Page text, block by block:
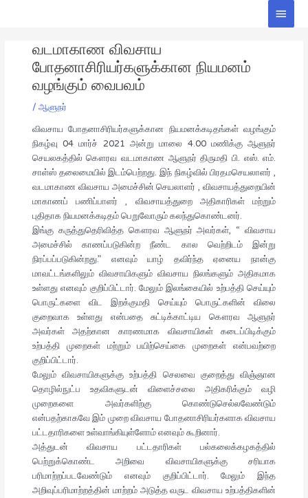
Main
வடமாகாண விவசாய
போதனாசிரியர்களுக்கான நியமனம்
வழங்கும் வைபவம்
/ ஆளுநர்
விவசாய போதனாசிரியர்களுக்கான நியமனக்கடிதங்கள் வழங்கும்
நிகழ்வு 04 மார்ச் 2021 அன்று மாலை 4.00 மணிக்கு ஆளுநர்
செயலகத்தில் கௌரவ வடமாகாண ஆளுநர் திருமதி பி. எஸ். எம்.
சாள்ஸ் தலைமையில் இடம்பெற்றது. இந் நிகழ்வில் பிரதமசெயலாளர் ,
வடமாகாண விவசாய அமைச்சின் செயலாளர் , விவசாயத்துறையின்
மாகாணப் பணிப்பாளர் , விவசாயத்துறை அதிகாரிகள் மற்றும்
புதிதாக நியமனக்கடிதம் பெறுவோரும் கலந்துகொண்டனர்.
இங்கு கருத்துதெரிவித்த கௌரவ ஆளுநர் அவர்கள், “ விவசாய
அமைச்சில் காணப்படுகின்ற நீண்ட கால வெற்றிடம் இன்று
நிரப்பப்படுகின்றது.” எனவும் யாழ் தவிர்ந்த ஏனைய நான்கு
மாவட்டங்களிலும் விவசாயிகளும் விவசாய நிலங்களும் அதிகமாக
உள்ளது எனவும் குறிப்பிட்டார். மேலும் இலங்கையில் உற்பத்தி செய்யும்
பொருட்களை விட இறக்குமதி செய்யும் பொருட்களின் விலை
குறைவாக உள்ளது என்பதை சுட்டிக்காட்டிய கௌரவ ஆளுநர்
அவர்கள் அதற்கான காரணமாக விவசாயிகள் கடைப்பிடிக்கும்
உற்பத்தி முறைகள் மற்றும் பயிற்செய்கை முறைகள் என்பவற்றை
குறிப்பிட்டார்.
மேலும் விவசாயிகளுக்கு உற்பத்தி செலவை குறைத்து விஞ்ஞான
தொழில்நுட்ப உதவிகளுடன் விளைச்சலை அதிகரிக்கும் வழி
முறைகளை அவர்களிற்கு கொண்டுசெல்லவேண்டும்
என்பதற்காகவே இம் முறை விவசாய போதனாசிரியர்களாக விவசாய
பட்டதாரிகளை உள்வாங்கியுள்ளோம் எனவும் கூறினார்.
அத்துடன் விவசாய பட்டதாரிகள் பல்கலைக்கழகத்தில்
பெற்றுக்கொண்ட அறிவை விவசாயிகளுக்கு சரியாக
பரிமாற்றப்படவேண்டும் எனவும் குறிப்பிட்டார். மேலும் இந்த
அறிவுப்பரிமாற்றத்தின் மாற்றம் அடுத்த வருட விவசாய உற்பத்திகளின்
navigation